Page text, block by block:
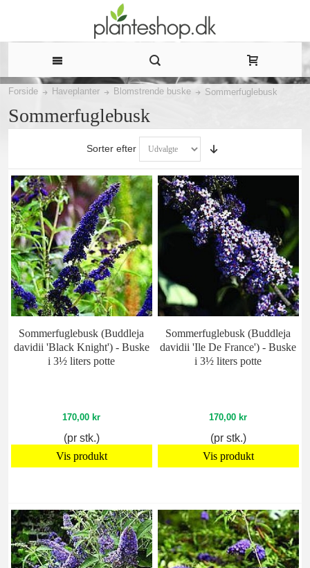
Forside Haveplanter Blomstrende buske Sommerfuglebusk
Sommerfuglebusk
Sorter efter
Sommerfuglebusk (Buddleja
davidii 'Black Knight') - Buske
i 3½ liters potte
170,00 kr
(pr stk.)
Vis produkt
Sommerfuglebusk (Buddleja
davidii 'Ile De France') - Buske
i 3½ liters potte
170,00 kr
(pr stk.)
Vis produkt